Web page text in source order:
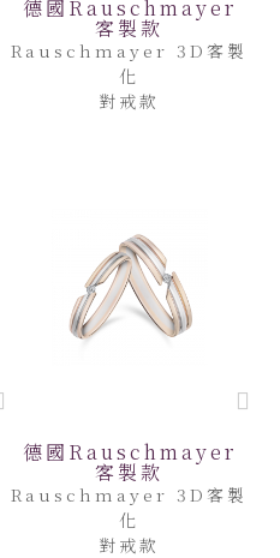
德國Rauschmayer
客製款
Rauschmayer 3D客製
化
對戒款
德國Rauschmayer
客製款
Rauschmayer 3D客製
化
對戒款